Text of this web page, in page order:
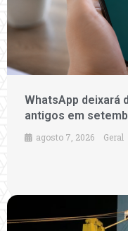
WhatsApp deixará
antigos em
agosto 7, 2026 Geral